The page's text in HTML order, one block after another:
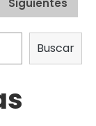
Siguientes
Buscar